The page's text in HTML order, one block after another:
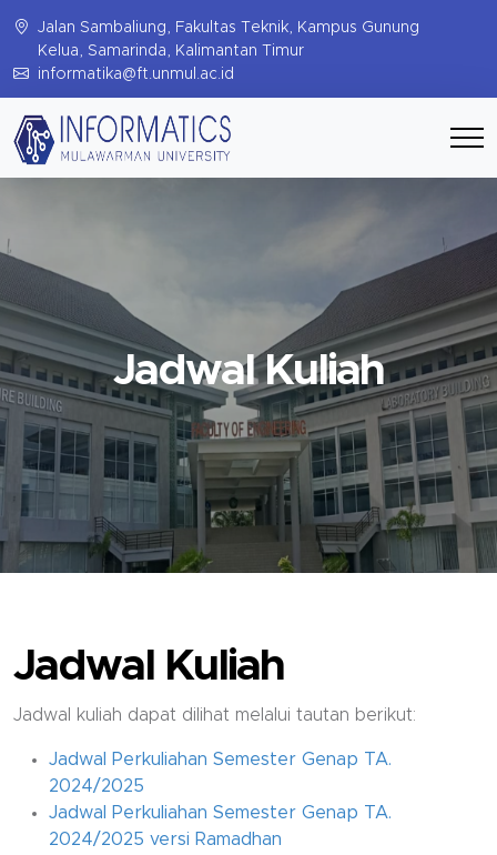
Jalan Sambaliung, Fakultas Teknik, Kampus Gunung
Kelua, Samarinda, Kalimantan Timur
informatika@ft.unmul.ac.id
Jadwal Kuliah
Jadwal Kuliah
Jadwal kuliah dapat dilihat melalui tautan berikut:
Jadwal Perkuliahan Semester Genap TA.
2024/2025
Jadwal Perkuliahan Semester Genap TA.
2024/2025 versi Ramadhan